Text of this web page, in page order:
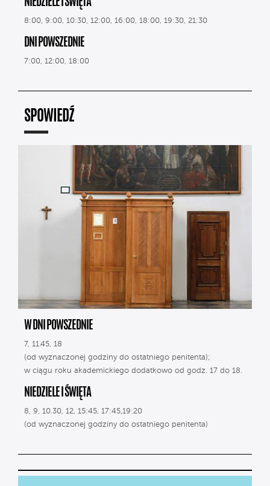
NIEDZIELE I ŚWIĘTA
8:00, 9:00, 10:30, 12:00, 16:00, 18:00, 19:30, 21:30
DNI POWSZEDNIE
7:00, 12:00, 18:00
SPOWIEDŹ
W DNI POWSZEDNIE
7, 11.45, 18
(od wyznaczonej godziny do ostatniego penitenta);
w ciągu roku akademickiego dodatkowo od godz. 17 do 18.
NIEDZIELE I ŚWIĘTA
8, 9, 10.30, 12, 15:45, 17:45,19:20
(od wyznaczonej godziny do ostatniego penitenta)